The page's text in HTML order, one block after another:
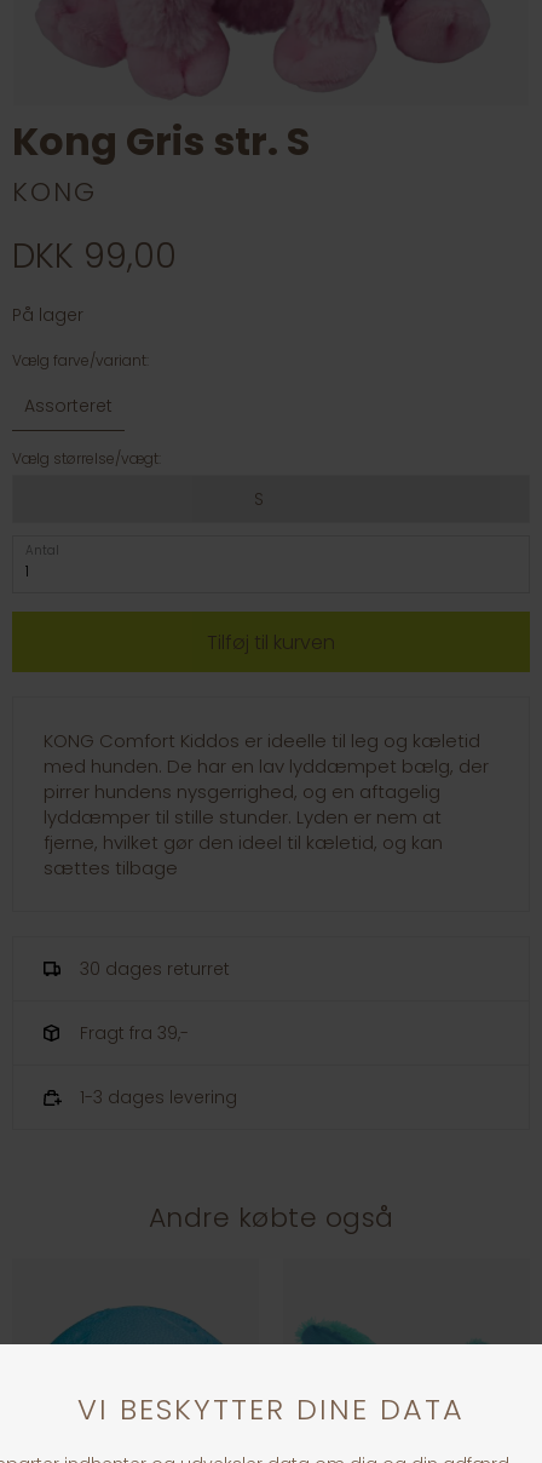
Kong Gris str. S
KONG
DKK 99,00
På lager
Vælg farve/variant:
Assorteret
Vælg størrelse/vægt:
S
Antal
KONG Comfort Kiddos er ideelle til leg og kæletid
med hunden. De har en lav lyddæmpet bælg, der
pirrer hundens nysgerrighed, og en aftagelig
lyddæmper til stille stunder. Lyden er nem at
fjerne, hvilket gør den ideel til kæletid, og kan
sættes tilbage
30 dages returret
Fragt fra 39,-
1-3 dages levering
Andre købte også